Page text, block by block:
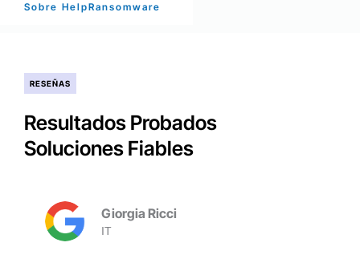
Sobre HelpRansomware
RESEÑAS
Resultados Probados
Soluciones Fiables
Giorgia Ricci
IT